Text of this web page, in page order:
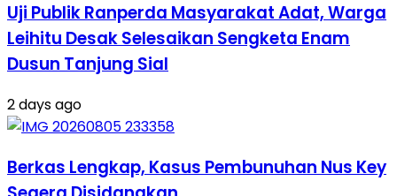
Uji Publik Ranperda Masyarakat Adat, Warga
Leihitu Desak Selesaikan Sengketa Enam
Dusun Tanjung Sial
2 days ago
Berkas Lengkap, Kasus Pembunuhan Nus Key